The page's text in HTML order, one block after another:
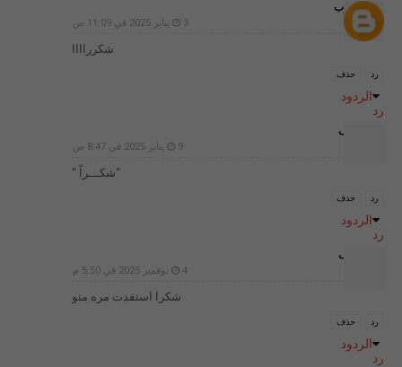
رنيم يعقوب
3 يناير 2025 في 11:09 ص
شكرراااا
رد حذف
الردود
رد
غير معرف
9 يناير 2025 في 8:47 ص
“شكـــراً “
رد حذف
الردود
رد
غير معرف
4 نوفمبر 2025 في 5:50 م
شكرا استفدت مره منو
رد حذف
الردود
رد